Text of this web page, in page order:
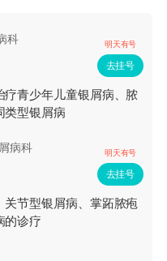
科 明天有号
去挂号
疗青少年儿童银屑病、脓
类型银屑病
病科 明天有号
去挂号
节型银屑病、掌跖脓疱
的诊疗